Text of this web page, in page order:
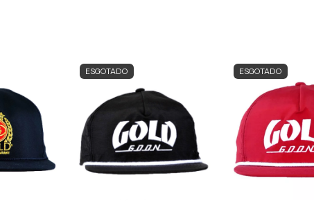
ESGOTADO ESGOTADO